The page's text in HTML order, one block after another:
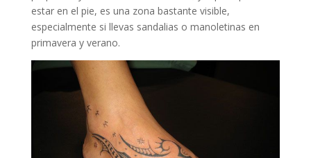
estar en el pie, es una zona bastante visible,
especialmente si llevas sandalias o manoletinas en
primavera y verano.